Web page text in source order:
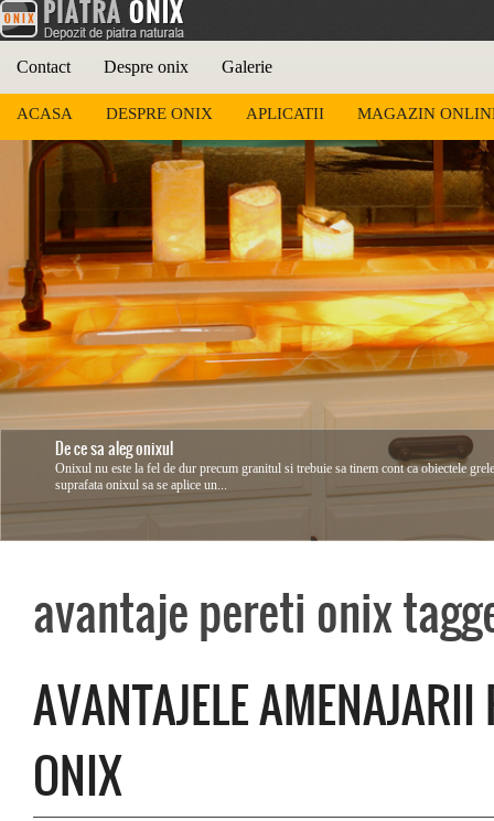
Contact Despre onix Galerie
ACASA DESPRE ONIX APLICATII MAGAZIN
De ce sa aleg onixul
Onixul nu este la fel de dur precum granitul si trebuie sa tinem cont ca obiectele
suprafata onixul sa se aplice un...
avantaje pereti onix
AVANTAJELE AMENAJARII
ONIX